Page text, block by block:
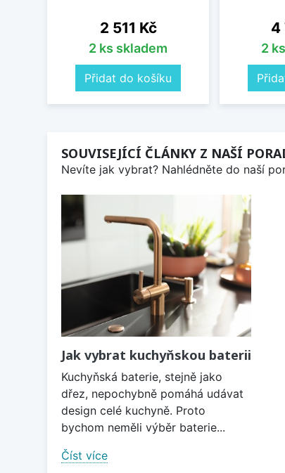
Cena
2 511 Kč
2 ks skladem
Přidat do košíku
4
2
SOUVISEJÍCÍ ČLÁNKY Z NAŠÍ
Nevíte jak vybrat? Nahlédněte do naší
Jak vybrat kuchyňskou baterii
Kuchyňská baterie, stejně jako
dřez, nepochybně pomáhá udávat
design celé kuchyně. Proto
bychom neměli výběr baterie...
Číst více